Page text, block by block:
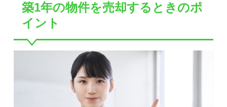
築1年の物件を売却するときのポ
イント